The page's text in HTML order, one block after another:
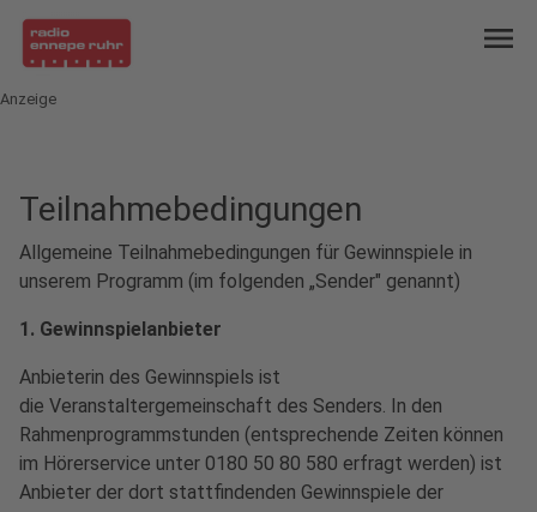
menu
Anzeige
Teilnahmebedingungen
Allgemeine Teilnahmebedingungen für Gewinnspiele in
unserem Programm (im folgenden „Sender" genannt)
1. Gewinnspielanbieter
Anbieterin des Gewinnspiels ist
die Veranstaltergemeinschaft des Senders. In den
Rahmenprogrammstunden (entsprechende Zeiten können
im Hörerservice unter 0180 50 80 580 erfragt werden) ist
Anbieter der dort stattfindenden Gewinnspiele der